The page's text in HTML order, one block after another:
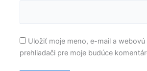
Uložiť moje meno, e-mail a
prehliadači pre moje budúce